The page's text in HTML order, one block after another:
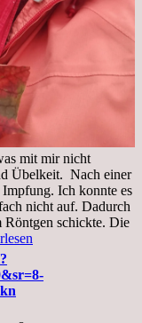
mit mir nicht
Übelkeit. Nach einer
Ich konnte es
nicht auf. Dadurch
Röntgen schickte. Die